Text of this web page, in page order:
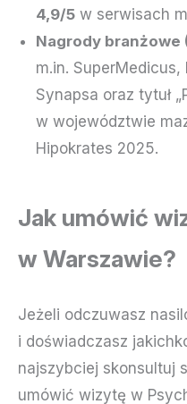
4,9/5 w serwisach
Nagrody branżowe
m.in. SuperMedicus,
Synapsa oraz tytuł
w województwie
Hipokrates 2025.
Jak umówić
w Warszawie?
Jeżeli odczuwasz
i doświadczasz
najszybciej skonsultuj
umówić wizytę w